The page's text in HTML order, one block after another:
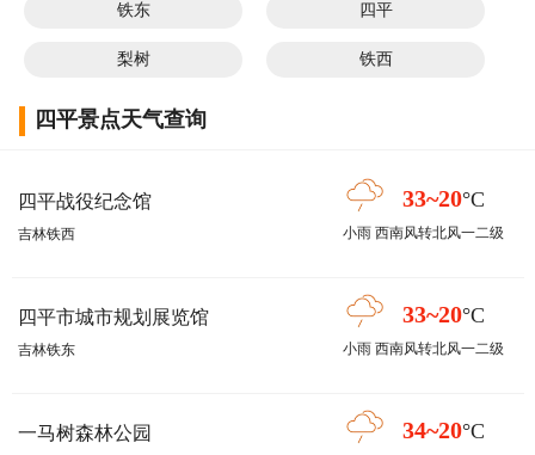
铁东 四平
梨树 铁西
四平景点天气查询
四平战役纪念馆
吉林铁西
33~20°C
小雨 西南风转北风一二级
四平市城市规划展览馆
吉林铁东
33~20°C
小雨 西南风转北风一二级
一马树森林公园 34~20°C